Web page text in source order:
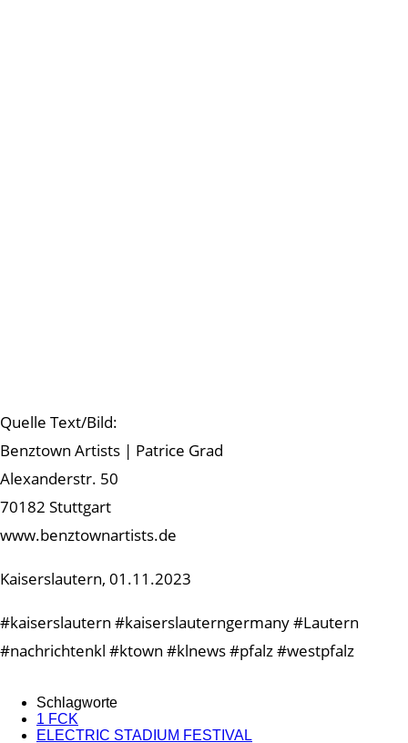
Quelle Text/Bild:
Benztown Artists | Patrice Grad
Alexanderstr. 50
70182 Stuttgart
www.benztownartists.de
Kaiserslautern, 01.11.2023
#kaiserslautern #kaiserslauterngermany #Lautern
#nachrichtenkl #ktown #klnews #pfalz #westpfalz
Schlagworte
1 FCK
ELECTRIC STADIUM FESTIVAL